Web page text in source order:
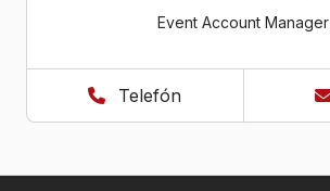
Event Account Manager
Telefón